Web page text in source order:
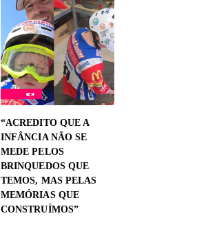
“ACREDITO QUE A
INFÂNCIA NÃO SE
MEDE PELOS
BRINQUEDOS QUE
TEMOS, MAS PELAS
MEMÓRIAS QUE
CONSTRUÍMOS”